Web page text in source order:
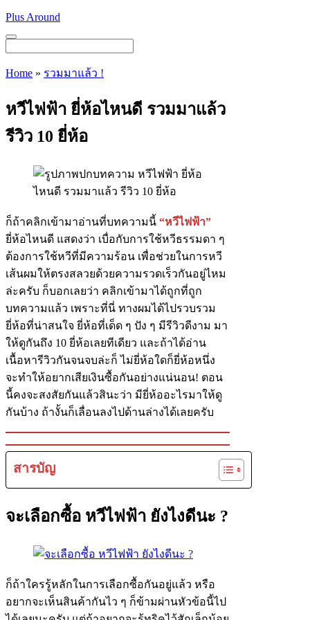
Skip
content
Plus Around
Menu
Home » รวมมาแล้ว !
หวีไฟฟ้า ยี่ห้อไหนดี รวมมาแล้ว
รีวิว 10 ยี่ห้อ
ก็ถ้าคลิกเข้ามาอ่านที่บทความนี้ “หวีไฟฟ้า”
ยี่ห้อไหนดี แสดงว่า เบื่อกับการใช้หวีธรรมดา ๆ
ต้องการใช้หวีที่มีความร้อน เพื่อช่วยในการหวี
เส้นผมให้ตรงสลวยด้วยความรวดเร็วกันอยู่ไหม
ล่ะครับ ก็บอกเลยว่า คลิกเข้ามาได้ถูกที่ถูก
บทความแล้ว เพราะที่นี่ ทางผมได้ไปรวบรวม
ยี่ห้อที่น่าสนใจ ยี่ห้อที่เด็ด ๆ ปัง ๆ มีรีวิวดีงาม มา
ให้ดูกันถึง 10 ยี่ห้อเลยทีเดียว และถ้าได้อ่าน
เนื้อหารีวิวกันจนจบล่ะก็ ไม่ยี่ห้อใดก็ยี่ห้อหนึ่ง
จะทำให้อยากเสียเงินซื้อกันอย่างแน่นอน! ตอน
นี้คงจะสงสัยกันแล้วสินะว่า มียี่ห้ออะไรมาให้ดู
กันบ้าง ถ้างั้นก็เลื่อนลงไปด้านล่างได้เลยครับ
สารบัญ
จะเลือกซื้อ หวีไฟฟ้า ยังไงดีนะ ?
ก็ถ้าใครรู้หลักในการเลือกซื้อกันอยู่แล้ว หรือ
อยากจะเห็นสินค้ากันไว ๆ ก็ข้ามผ่านหัวข้อนี้ไป